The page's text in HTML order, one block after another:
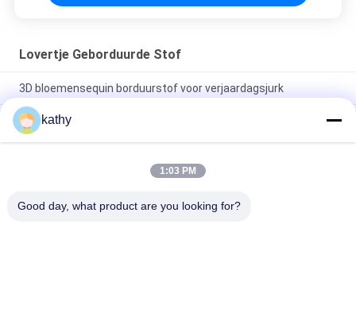
Lovertje Geborduurde Stof
3D bloemensequin borduurstof voor verjaardagsjurk
Kleurrijke vlinder van hoge kwaliteit zachte zakdoek
geborduurde stof pattern stuk verf mesh grond voor mode
jurk
Semi-scherpe bloemensequin geborduurde stof voor vrouwen
kathy
1:03 PM
Good day, what product are you looking for?